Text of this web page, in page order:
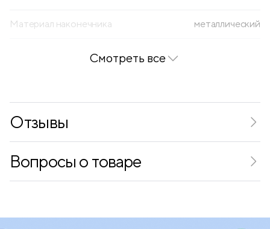
Материал наконечника металлический
Смотреть все
Отзывы
Вопросы о товаре